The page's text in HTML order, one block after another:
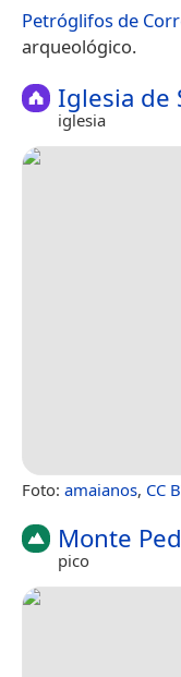
Petróglifos de
arqueológico.
Iglesia de
iglesia
Foto: amaianos, CC
Monte
pico